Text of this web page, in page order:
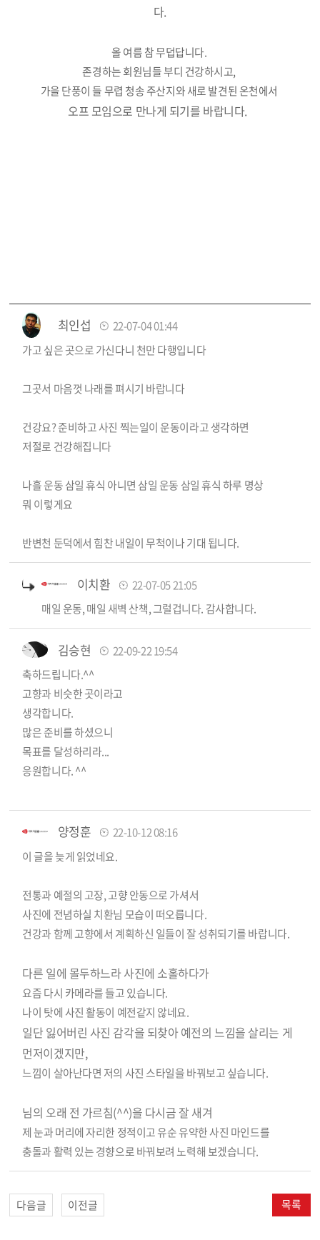
다.
올 여름 참 무덥답니다.
존경하는 회원님들 부디 건강하시고,
가을 단풍이 들 무렵 청송 주산지와 새로 발견된 온천에서
오프 모임으로 만나게 되기를 바랍니다.
최인섭
22-07-04 01:44
가고 싶은 곳으로 가신다니 천만 다행입니다
그곳서 마음껏 나래를 펴시기 바랍니다
건강요? 준비하고 사진 찍는일이 운동이라고 생각하면
저절로 건강해집니다
나흘 운동 삼일 휴식 아니면 삼일 운동 삼일 휴식 하루 명상
뭐 이렇게요
반변천 둔덕에서 힘찬 내일이 무척이나 기대 됩니다.
이치환
22-07-05 21:05
매일 운동, 매일 새벽 산책, 그럴겁니다. 감사합니다.
김승현
22-09-22 19:54
축하드립니다.^^
고향과 비슷한 곳이라고
생각합니다.
많은 준비를 하셨으니
목표를 달성하리라...
응원합니다. ^^
양정훈
22-10-12 08:16
이 글을 늦게 읽었네요.
전통과 예절의 고장, 고향 안동으로 가셔서
사진에 전념하실 치환님 모습이 떠오릅니다.
건강과 함께 고향에서 계획하신 일들이 잘 성취되기를 바랍니다.
다른 일에 몰두하느라 사진에 소홀하다가
요즘 다시 카메라를 들고 있습니다.
나이 탓에 사진 활동이 예전같지 않네요.
일단 잃어버린 사진 감각을 되찾아 예전의 느낌을 살리는 게
먼저이겠지만,
느낌이 살아난다면 저의 사진 스타일을 바꿔보고 싶습니다.
님의 오래 전 가르침(^^)을 다시금 잘 새겨
제 눈과 머리에 자리한 정적이고 유순 유약한 사진 마인드를
충돌과 활력 있는 경향으로 바꿔보려 노력해 보겠습니다.
다음글 이전글 목록